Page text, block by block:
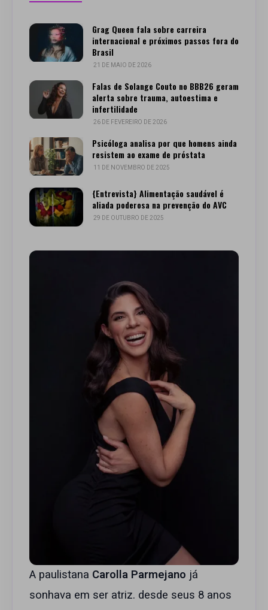
Grag Queen fala sobre carreira
internacional e próximos passos fora do
Brasil
21 DE MAIO DE 2026
Falas de Solange Couto no BBB26 geram
alerta sobre trauma, autoestima e
infertilidade
26 DE FEVEREIRO DE 2026
Psicóloga analisa por que homens ainda
resistem ao exame de próstata
11 DE NOVEMBRO DE 2025
{Entrevista} Alimentação saudável é
aliada poderosa na prevenção do AVC
29 DE OUTUBRO DE 2025
A paulistana Carolla Parmejano já
sonhava em ser atriz. desde seus 8 anos